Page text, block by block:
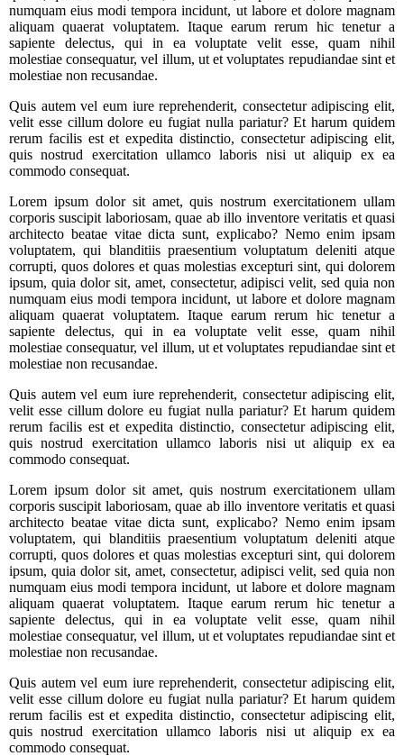
numquam eius modi tempora incidunt, ut labore et dolore magnam
aliquam quaerat voluptatem. Itaque earum rerum hic tenetur a
sapiente delectus, qui in ea voluptate velit esse, quam nihil
molestiae consequatur, vel illum, ut et voluptates repudiandae sint et
molestiae non recusandae.
Quis autem vel eum iure reprehenderit, consectetur adipiscing elit,
velit esse cillum dolore eu fugiat nulla pariatur? Et harum quidem
rerum facilis est et expedita distinctio, consectetur adipiscing elit,
quis nostrud exercitation ullamco laboris nisi ut aliquip ex ea
commodo consequat.
Lorem ipsum dolor sit amet, quis nostrum exercitationem ullam
corporis suscipit laboriosam, quae ab illo inventore veritatis et quasi
architecto beatae vitae dicta sunt, explicabo? Nemo enim ipsam
voluptatem, qui blanditiis praesentium voluptatum deleniti atque
corrupti, quos dolores et quas molestias excepturi sint, qui dolorem
ipsum, quia dolor sit, amet, consectetur, adipisci velit, sed quia non
numquam eius modi tempora incidunt, ut labore et dolore magnam
aliquam quaerat voluptatem. Itaque earum rerum hic tenetur a
sapiente delectus, qui in ea voluptate velit esse, quam nihil
molestiae consequatur, vel illum, ut et voluptates repudiandae sint et
molestiae non recusandae.
Quis autem vel eum iure reprehenderit, consectetur adipiscing elit,
velit esse cillum dolore eu fugiat nulla pariatur? Et harum quidem
rerum facilis est et expedita distinctio, consectetur adipiscing elit,
quis nostrud exercitation ullamco laboris nisi ut aliquip ex ea
commodo consequat.
Lorem ipsum dolor sit amet, quis nostrum exercitationem ullam
corporis suscipit laboriosam, quae ab illo inventore veritatis et quasi
architecto beatae vitae dicta sunt, explicabo? Nemo enim ipsam
voluptatem, qui blanditiis praesentium voluptatum deleniti atque
corrupti, quos dolores et quas molestias excepturi sint, qui dolorem
ipsum, quia dolor sit, amet, consectetur, adipisci velit, sed quia non
numquam eius modi tempora incidunt, ut labore et dolore magnam
aliquam quaerat voluptatem. Itaque earum rerum hic tenetur a
sapiente delectus, qui in ea voluptate velit esse, quam nihil
molestiae consequatur, vel illum, ut et voluptates repudiandae sint et
molestiae non recusandae.
Quis autem vel eum iure reprehenderit, consectetur adipiscing elit,
velit esse cillum dolore eu fugiat nulla pariatur? Et harum quidem
rerum facilis est et expedita distinctio, consectetur adipiscing elit,
quis nostrud exercitation ullamco laboris nisi ut aliquip ex ea
commodo consequat.